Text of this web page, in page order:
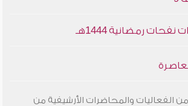
من الفعاليات والمحاضرات الأرشيفية من